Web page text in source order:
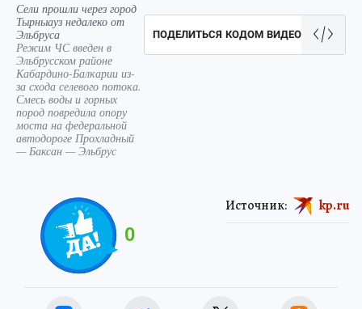
Сели прошли через город
Тырныауз недалеко от
Эльбруса
Режим ЧС введен в
Эльбрусском районе
Кабардино-Балкарии из-
за схода селевого потока.
Смесь воды и горных
пород повредила опору
моста на федеральной
автодороге Прохладный
— Баксан — Эльбрус
ПОДЕЛИТЬСЯ КОДОМ ВИДЕО
0
Источник: kp.ru